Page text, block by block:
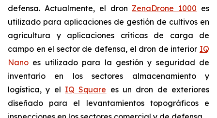
defensa. Actualmente, el dron ZenaDrone 1000 es
utilizado para aplicaciones de gestión de cultivos en
agricultura y aplicaciones críticas de carga de
campo en el sector de defensa, el dron de interior IQ
Nano es utilizado para la gestión y seguridad de
inventario en los sectores almacenamiento y
logística, y el IQ Square es un dron de exteriores
diseñado para el levantamientos topográficos e